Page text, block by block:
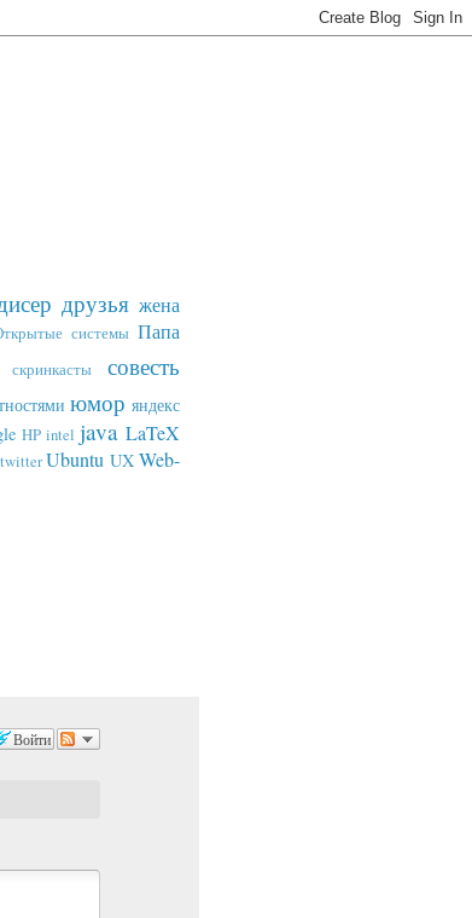
друзья жена
системы Папа
скринкасты
совесть
юмор яндекс
HP intel java LaTeX
twitterUbuntu UX Web-
Войти